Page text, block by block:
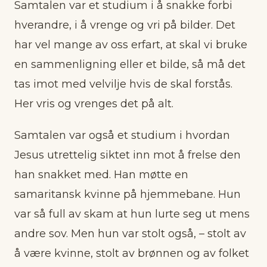
Samtalen var et studium i å snakke forbi
hverandre, i å vrenge og vri på bilder. Det
har vel mange av oss erfart, at skal vi bruke
en sammenligning eller et bilde, så må det
tas imot med velvilje hvis de skal forstås.
Her vris og vrenges det på alt.
Samtalen var også et studium i hvordan
Jesus utrettelig siktet inn mot å frelse den
han snakket med. Han møtte en
samaritansk kvinne på hjemmebane. Hun
var så full av skam at hun lurte seg ut mens
andre sov. Men hun var stolt også, – stolt av
å være kvinne, stolt av brønnen og av folket